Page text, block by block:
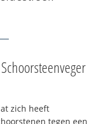
zich heeft
tegen een